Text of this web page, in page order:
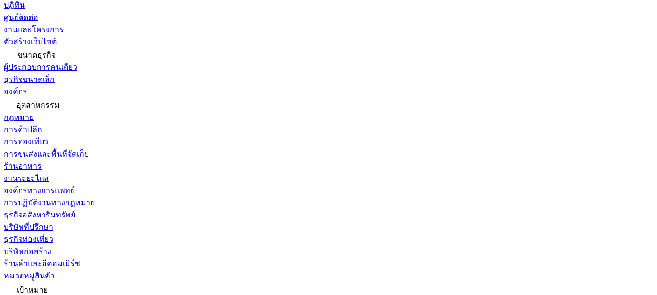
ปฏิทิน
ศูนย์ติดต่อ
งานและโครงการ
ตัวสร้างเว็บไซต์
ขนาดธุรกิจ
ผู้ประกอบการคนเดียว
ธุรกิจขนาดเล็ก
องค์กร
อุตสาหกรรม
กฎหมาย
การค้าปลีก
การท่องเที่ยว
การขนส่งและพื้นที่จัดเก็บ
ร้านอาหาร
งานระยะไกล
องค์กรทางการแพทย์
การปฏิบัติงานทางกฎหมาย
ธุรกิจอสังหาริมทรัพย์
บริษัทที่ปรึกษา
ธุรกิจท่องเที่ยว
บริษัทก่อสร้าง
ร้านค้าและอีคอมเมิร์ซ
หมวดหมู่สินค้า
เป้าหมาย